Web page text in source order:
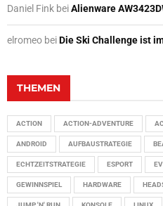
Daniel Fink beiAlienware
elromeo beiDie Ski Challenge ist
THEMEN
ACTION ACTION-ADVENTURE
ANDROID AUFBAUSTRATEGIE
ECHTZEITSTRATEGIE ESPORT
GEWINNSPIEL HARDWARE